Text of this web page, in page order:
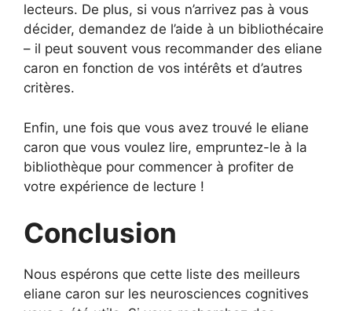
lecteurs. De plus, si vous n’arrivez pas à vous
décider, demandez de l’aide à un bibliothécaire
– il peut souvent vous recommander des eliane
caron en fonction de vos intérêts et d’autres
critères.
Enfin, une fois que vous avez trouvé le eliane
caron que vous voulez lire, empruntez-le à la
bibliothèque pour commencer à profiter de
votre expérience de lecture !
Conclusion
Nous espérons que cette liste des meilleurs
eliane caron sur les neurosciences cognitives